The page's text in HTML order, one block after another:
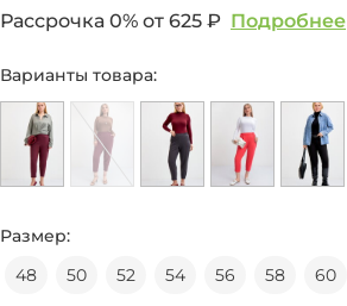
Рассрочка 0% от 625 ₽ Подробнее
Варианты товара:
Размер:
48
50 52 54 56 58 60